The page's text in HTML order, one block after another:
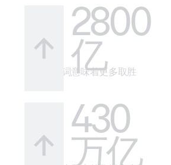
2800
亿
更多关键词意味着更多取胜
430
万亿